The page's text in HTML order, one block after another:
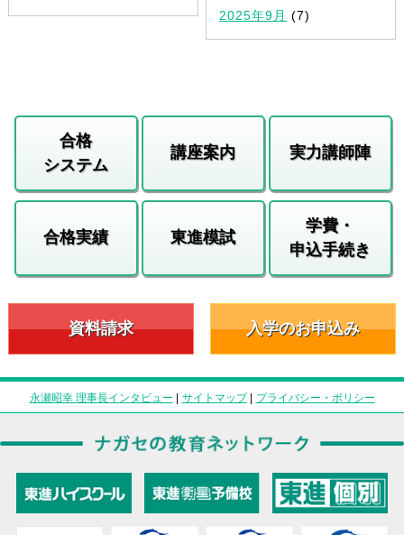
2025年9月 (7)
合格
システム
講座案内 実力講師陣
合格実績 東進模試
学費・
申込手続き
資料請求 入学のお申込み
永瀬昭幸 理事長インタビュー | サイトマップ| プライバシー・ポリシー